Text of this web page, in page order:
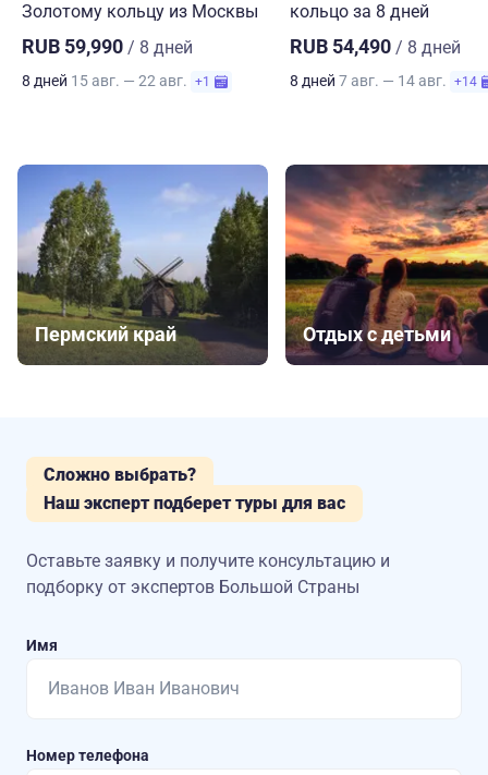
Золотому кольцу из Москвы
RUB 59,990 / 8 дней
8 дней 15 авг. — 22 авг. +1
кольцо за 8 дней
RUB 54,490 / 8 дней
8 дней 7 авг. — 14 авг. +14
Пермский край Отдых с детьми
Сложно выбрать?
Наш эксперт подберет туры для вас
Оставьте заявку и получите консультацию и
подборку от экспертов Большой Страны
Имя
Номер телефона